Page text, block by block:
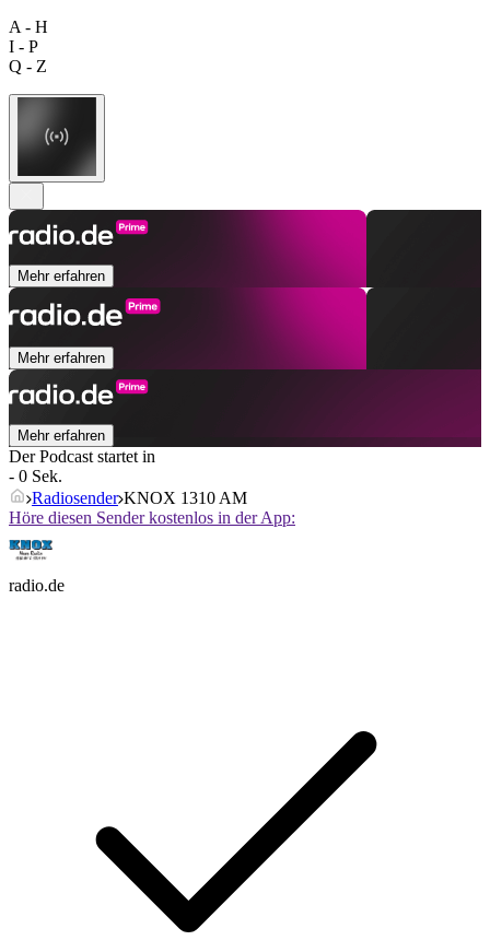
A - H
I - P
Q - Z
Mehr erfahren
Mehr erfahren
Mehr erfahren
Der Podcast startet in
- 0 Sek.
Radiosender KNOX 1310 AM
Höre diesen Sender kostenlos in der App:
radio.de